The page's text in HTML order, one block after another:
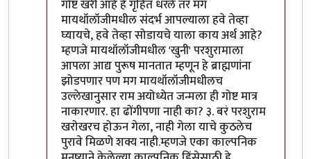
गोष्ट खरी आहे हे गृहित धरले तर मग
मायथॉलॉजीमधील संदर्भ आपल्याला हवे तेव्हा
घ्यायचे, हवे तेव्हा सोडायचे याला काय अर्थ आहे?
म्हणजे मायथॉलॉजीमधील 'खुनी' परशुरामाला
आपला आद्य पुरूष मानतात म्हणून हे ब्राह्मणांना
झोडपणार पण मग मायथॉलॉजीमधीलच
उल्लेखानुसार राम अयोध्येत जन्मला ही गोष्ट मात्र
नाकारणार. हा ढोंगीपणा नाही का? ३. बरं परशुराम
खरोखरच होऊन गेला, नाही गेला याचे कुठलेच
पुरावे मिळणे शक्य नाही.म्हणजे एका काल्पनिक